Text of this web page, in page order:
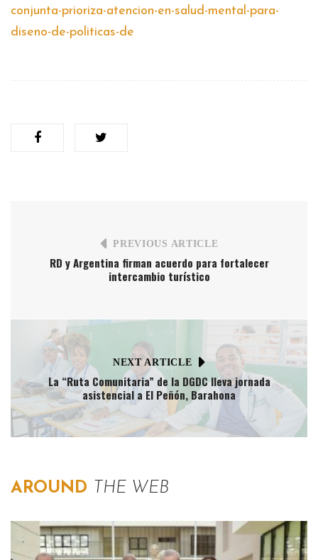
conjunta-prioriza-atencion-en-salud-mental-para-
diseno-de-politicas-de
PREVIOUS ARTICLE
RD y Argentina firman acuerdo para fortalecer
intercambio turístico
NEXT ARTICLE
La “Ruta Comunitaria” de la DGDC lleva jornada
asistencial a El Peñón, Barahona
AROUND THE WEB